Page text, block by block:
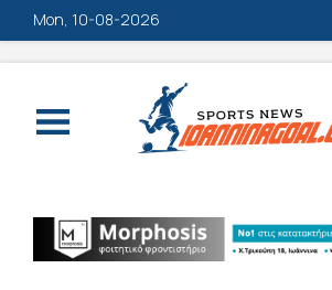
Mon, 10-08-2026